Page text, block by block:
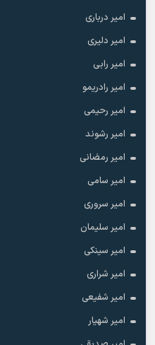
امیر درباری
امیر دلیری
امیر رابی
امیر رادریمو
امیر رحیمی
امیر رشوند
امیر رمضانی
امیر سامی
امیر سروری
امیر سلیمان
امیر سینکی
امیر شراری
امیر شفیعی
امیر شهیار